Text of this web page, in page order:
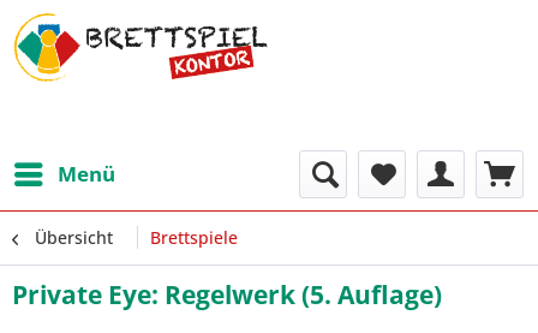
Menü
Übersicht Brettspiele
Private Eye: Regelwerk (5. Auflage)